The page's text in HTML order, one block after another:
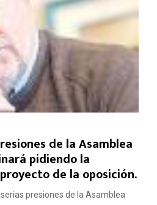
de la Asamblea
pidiendo la
de la oposición.
presiones de la Asamblea